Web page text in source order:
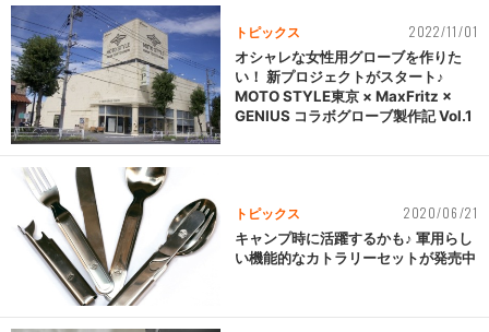
トピックス 2022/11/01
オシャレな女性用グローブを作りた
い！ 新プロジェクトがスタート♪
MOTO STYLE東京 × MaxFritz ×
GENIUS コラボグローブ製作記 Vol.1
トピックス 2020/06/21
キャンプ時に活躍するかも♪ 軍用らし
い機能的なカトラリーセットが発売中